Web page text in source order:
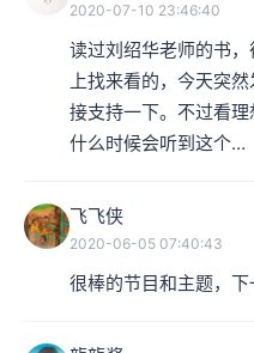
2020-07-10 23:46:40
读过刘绍华老师的书
上找来看的，今天突
接支持一下。不过看
什么时候会听到这个…
飞飞侠
2020-06-05 07:40:43
很棒的节目和主题，